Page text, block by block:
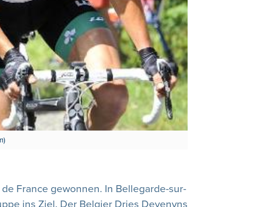
France gewonnen. In Bellegarde-sur-
ins Ziel. Der Belgier Dries Devenyns